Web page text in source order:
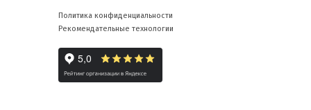
Политика конфиденциальности
Рекомендательные технологии